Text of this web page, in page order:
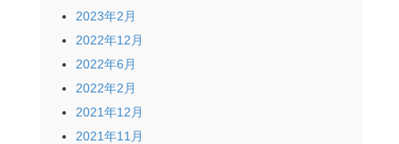
2023年2月
2022年12月
2022年6月
2022年2月
2021年12月
2021年11月